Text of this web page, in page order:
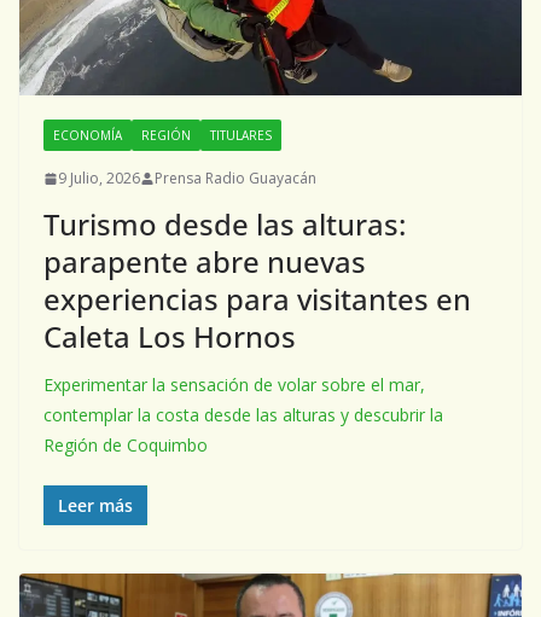
ECONOMÍA REGIÓN TITULARES
9 Julio, 2026 Prensa Radio Guayacán
Turismo desde las alturas:
parapente abre nuevas
experiencias para visitantes en
Caleta Los Hornos
Experimentar la sensación de volar sobre el mar,
contemplar la costa desde las alturas y descubrir la
Región de Coquimbo
Leer más